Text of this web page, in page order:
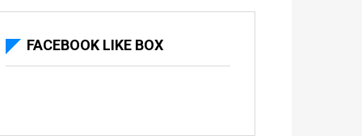
FACEBOOK LIKE BOX